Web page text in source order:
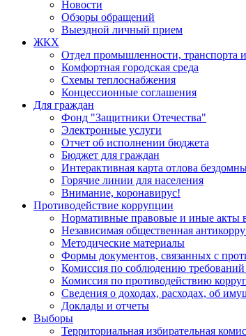
Новости
Обзоры обращений
Выездной личный прием
ЖКХ
Отдел промышленности, транспорта и
Комфортная городская среда
Схемы теплоснабжения
Концессионные соглашения
Для граждан
Фонд "Защитники Отечества"
Электронные услуги
Отчет об исполнении бюджета
Бюджет для граждан
Интерактивная карта отлова
Горячие линии для населения
Внимание, коронавирус!
Противодействие коррупции
Нормативные правовые и иные акты
Независимая общественная
Методические материалы
Формы документов, связанных с
Комиссия по соблюдению
Комиссия по противодействию
Сведения о доходах, расходах, об
Доклады и отчеты
Выборы
Территориальная избирательная